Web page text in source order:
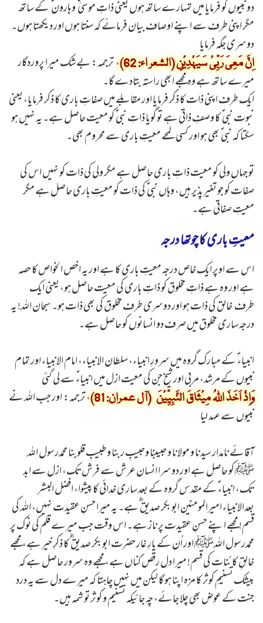
دو نبیوں کو فرمایا میں تمہارے ساتھ ہوں یعنی ذاتِ موسیٰ ؑ و ہارون ؑ کے ساتھ
مگر اپنی طرف سے اپنے اوصاف بیان فرمائے کہ سنتا ہوں اور دیکھتا ہوں۔
دوسری جگہ فرمایا
اِنَّ مَعِیَ رَبِّیْ سَیَہْدِیْنِ (الشعر اء: 62)
، ترجمہ: بے شک میرا پروردگار
میرے ساتھ ہے وہ مجھے ابھی راستہ بتادے گا۔
ایک طرف اپنی ذات کا ذکر فرمایا اور مقابلے میں صفاتِ باری کا ذکر فرمایا، یعنی
نبوت نبی ؑ کا وصفِ ذاتی ہے تو گویا ذاتِ نبی ؑ کو معیت حاصل ہے۔ یہ نہیں ہو
سکتا کہ نبی ؑ بھی ہو اور کسی لمحے معیتِ باری سے محروم بھی۔
تو جہاں ولی کو معیت ذاتِ باری حاصل ہے مگر ولی کی ذات کو نہیں اس کی
صفات کو جو تغیرپذیر ہیں، وہاں نبی ؑ کی ذات کو معیتِ باری حاصل ہے مگر
معیتِ صفاتی ہے۔
معیتِ باری کا چوتھا درجہ
اس سے اوپر ایک خاص درجہ معیتِ باری کا ہے اور یہ اخص الخواص کا حصہ
ہے اور وہ ہے ذاتِ مخلوق کو ذاتِ باری کی معیت حاصل ہو، یعنی ایک
طرف خالق کی ذات ہو اور دوسری طرف مخلوق کی بھی ذات ہو۔ سبحان اللہ! یہ
درجہ ساری مخلوق میں صرف دو انسانوں کو حاصل ہے۔
انبیاء ؑ کے مبارک گروہ میں سرورِ انبیاء، سلطان الانبیاء، امام الانبیاء اور تمام
نبیوں کے مرشد، مربی اور شیخ جن کی معیت ازل میں انبیاءؑ سے لی گئی
وَاِذْ اَخَذَ اللہُ مِیْثَاقَ النَّبِیِّیْنَ (آل عمران: 81)
، ترجمہ: اور جب اللہ نے
نبیوں سے عہد لیا
آقائے نامدار سیدنا و مولانا و حبیبنا وحبیبِ ربنا و طبیبِ قلوبنا محمدرسول اللہ
ﷺ کو حاصل ہے اور دوسرا انسان عرش سے فرش تک، ازل سے ابد
تک، انبیاء ؑکے مقدس گروہ کے بعد ساری خدائی کا پیشوا، افضل البشر
بعدالانبیاء امیرالمومنین ابوبکر صدیق ؓ ہے۔ یہ میرا حسنِ عقیدت نہیں، اللہ کی
قسم! مجھے اپنے حسنِ عقیدت پر ناز ہے۔ اس وقت جب میرے قلم کی نوک پر
محمدرسول اللہﷺ اور اُن کے یارِ غار حضرت ابوبکر صدیق ؓ کا ذکرِ خیر ہے، مجھے
خالقِ کائنات کی قسم! میرا دل رقص کناں ہے، مجھے وہ سرور حاصل ہے کہ
بیشک تسنیمِ کوثر کا مزہ اپنا ہو گا لیکن میں نہیں چاہتا کہ میرے دل سے یہ درد
جنت کے عوض بھی چلا جائے، چہ جائیکہ تسنیم و کوثر تو شمہ ہیں۔